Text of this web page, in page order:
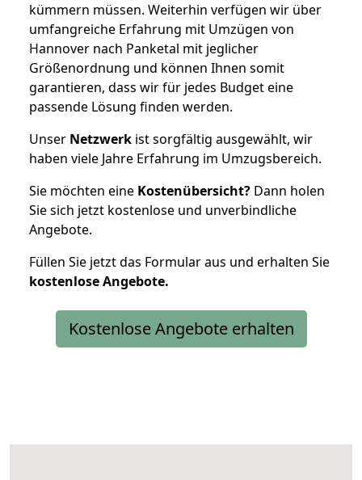
kümmern müssen. Weiterhin verfügen wir über
umfangreiche Erfahrung mit Umzügen von
Hannover nach Panketal mit jeglicher
Größenordnung und können Ihnen somit
garantieren, dass wir für jedes Budget eine
passende Lösung finden werden.
Unser Netzwerk ist sorgfältig ausgewählt, wir
haben viele Jahre Erfahrung im Umzugsbereich.
Sie möchten eine Kostenübersicht? Dann holen
Sie sich jetzt kostenlose und unverbindliche
Angebote.
Füllen Sie jetzt das Formular aus und erhalten Sie
kostenloseAngebote.
Kostenlose Angebote erhalten